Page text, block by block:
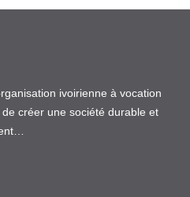
ivoirienne à vocation
créer une société durable et